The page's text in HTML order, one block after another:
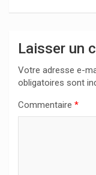
Laisser un
Votre adresse e-
obligatoires sont
Commentaire *